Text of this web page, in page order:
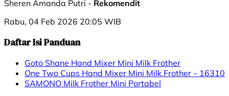
Sheren Amanda Putri - Rekomendit
Rabu, 04 Feb 2026 20:05 WIB
Daftar Isi Panduan
Goto Shane Hand Mixer Mini Milk Frother
One Two Cups Hand Mixer Mini Milk Frother – 16310
SAMONO Milk Frother Mini Portabel